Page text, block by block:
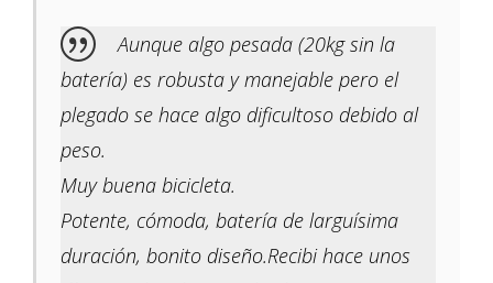
Aunque algo pesada (20kg sin la
batería) es robusta y manejable pero el
plegado se hace algo dificultoso debido al
peso.
Muy buena bicicleta.
Potente, cómoda, batería de larguísima
duración, bonito diseño.Recibi hace unos